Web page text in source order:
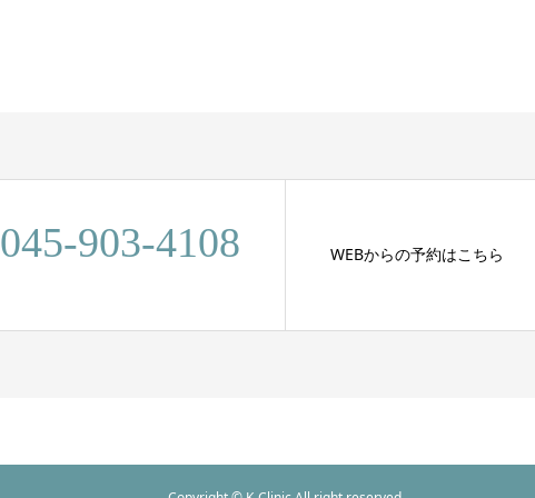
045-903-4108 WEBからの予約はこちら